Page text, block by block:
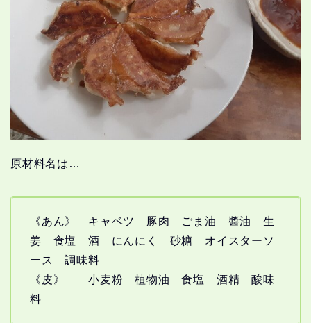
原材料名は…
《あん》 キャベツ 豚肉 ごま油 醬油 生
姜 食塩 酒 にんにく 砂糖 オイスターソ
ース 調味料
《皮》 小麦粉 植物油 食塩 酒精 酸味
料